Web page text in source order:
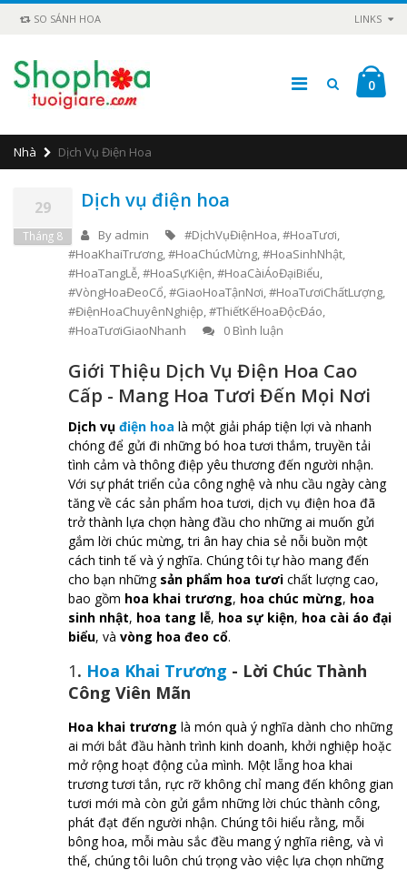
SO SÁNH HOA LINKS
0
Nhà Dịch Vụ Điện Hoa
29
Tháng 8
Dịch vụ điện hoa
By admin #DịchVụĐiệnHoa,#HoaTươi,
#HoaKhaiTrương,#HoaChúcMừng,#HoaSinhNhật,
#HoaTangLễ,#HoaSựKiện,#HoaCàiÁoĐạiBiểu,
#VòngHoaĐeoCổ,#GiaoHoaTậnNơi,#HoaTươiChấtLượng,
#ĐiệnHoaChuyênNghiệp,#ThiếtKếHoaĐộcĐáo,
#HoaTươiGiaoNhanh
0 Bình luận
Giới Thiệu Dịch Vụ Điện Hoa Cao
Cấp - Mang Hoa Tươi Đến Mọi Nơi
Dịch vụ điện hoa là một giải pháp tiện lợi và nhanh
chóng để gửi đi những bó hoa tươi thắm, truyền tải
tình cảm và thông điệp yêu thương đến người nhận.
Với sự phát triển của công nghệ và nhu cầu ngày càng
tăng về các sản phẩm hoa tươi, dịch vụ điện hoa đã
trở thành lựa chọn hàng đầu cho những ai muốn gửi
gắm lời chúc mừng, tri ân hay chia sẻ nỗi buồn một
cách tinh tế và ý nghĩa. Chúng tôi tự hào mang đến
cho bạn những sản phẩm hoa tươi chất lượng cao,
bao gồm hoa khai trương, hoa chúc mừng, hoa
sinh nhật, hoa tang lễ, hoa sự kiện, hoa cài áo đại
biểu, và vòng hoa đeo cổ.
1. Hoa Khai Trương - Lời Chúc Thành
Công Viên Mãn
Hoa khai trương là món quà ý nghĩa dành cho những
ai mới bắt đầu hành trình kinh doanh, khởi nghiệp hoặc
mở rộng hoạt động của mình. Một lẵng hoa khai
trương tươi tắn, rực rỡ không chỉ mang đến không gian
tươi mới mà còn gửi gắm những lời chúc thành công,
phát đạt đến người nhận. Chúng tôi hiểu rằng, mỗi
bông hoa, mỗi màu sắc đều mang ý nghĩa riêng, và vì
thế, chúng tôi luôn chú trọng vào việc lựa chọn những